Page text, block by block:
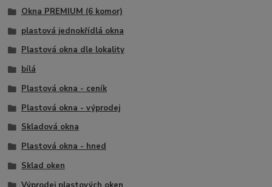
Okna PREMIUM (6 komor)
plastová jednokřídlá okna
Plastová okna dle lokality
bílá
Plastová okna - ceník
Plastová okna - výprodej
Skladová okna
Plastová okna - hned
Sklad oken